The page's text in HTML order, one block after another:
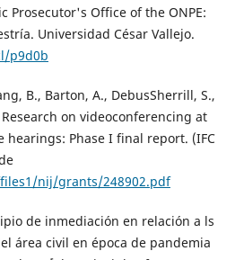
Prosecutor's Office of the ONPE:
Universidad César Vallejo.
p9d0b
B., Barton, A., DebusSherrill, S.,
on videoconferencing at
hearings: Phase I final report. (IFC
nij/grants/248902.pdf
de inmediación en relación a ls
área civil en época de pandemia